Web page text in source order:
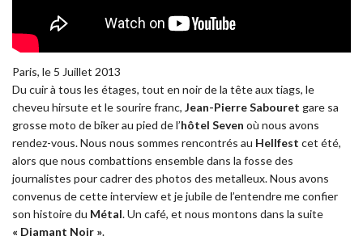
Paris, le 5 Juillet 2013
Du cuir à tous les étages, tout en noir de la tête aux tiags, le
cheveu hirsute et le sourire franc, Jean-Pierre Sabouret gare sa
grosse moto de biker au pied de l’hôtel Seven où nous avons
rendez-vous. Nous nous sommes rencontrés au Hellfest cet été,
alors que nous combattions ensemble dans la fosse des
journalistes pour cadrer des photos des metalleux. Nous avons
convenus de cette interview et je jubile de l’entendre me confier
son histoire du Métal. Un café, et nous montons dans la suite
« Diamant Noir ».